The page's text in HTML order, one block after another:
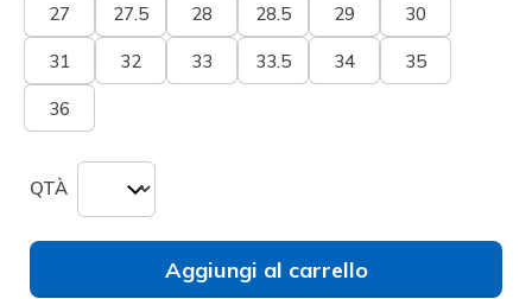
27 27.5 28 28.5 29 30
31 32 33 33.5 34 35
36
QTÀ
Aggiungi al carrello